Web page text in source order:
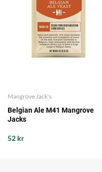
Mangrove Jack's
Belgian Ale M41 Mangrove
Jacks
52 kr